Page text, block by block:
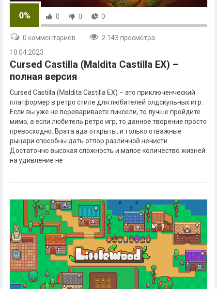
0% 0 0 0
0 комментариев
2 143 просмотра
10.04.2023
Cursed Castilla (Maldita Castilla EX) –
полная версия
Cursed Castilla (Maldita Castilla EX) – это приключенческий
платформер в ретро стиле для любителей олдскульных игр.
Если вы уже не перевариваете пиксели, то лучше пройдите
мимо, а если любитель ретро игр, то данное творение просто
превосходно. Врата ада открыты, и только отважные
рыцари способны дать отпор различной нечисти.
Достаточно высокая сложность и малое количество жизней
на удивление не